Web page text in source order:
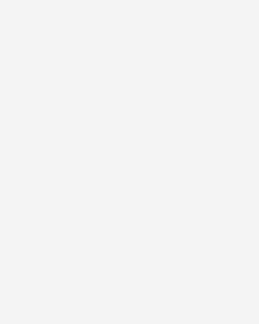
Was kommt 2026?